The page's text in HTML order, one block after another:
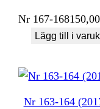
Nr 167-168
Lägg till i
Nr 163-164